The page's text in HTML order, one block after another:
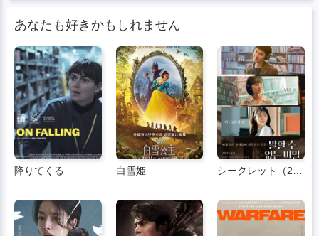
あなたも好きかもしれません
降りてくる 白雪姫 シークレット（2025）